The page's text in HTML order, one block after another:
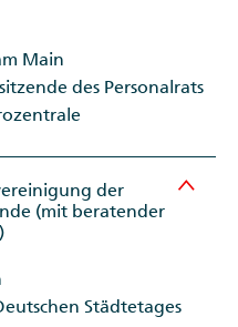
Main
des Personalrats
der
(mit beratender
Städtetages